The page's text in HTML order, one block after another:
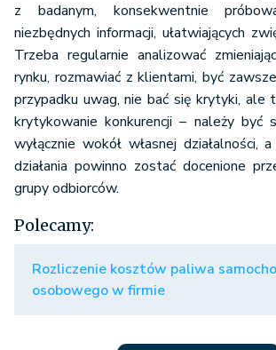
z badanym, konsekwentnie
niezbędnych informacji, ułatwiających
Trzeba regularnie analizować
rynku, rozmawiać z klientami, być
przypadku uwag, nie bać się krytyki, ale
krytykowanie konkurencji – należy być
wyłącznie wokół własnej działalności,
działania powinno zostać docenione
grupy odbiorców.
Polecamy:
Rozliczenie kosztów paliwa
osobowego w firmie